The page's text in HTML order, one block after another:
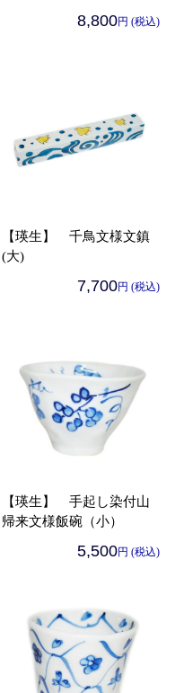
8,800円 (税込)
【瑛生】 千鳥文様文鎮
(大)
7,700円 (税込)
【瑛生】 手起し染付山
帰来文様飯碗（小）
5,500円 (税込)